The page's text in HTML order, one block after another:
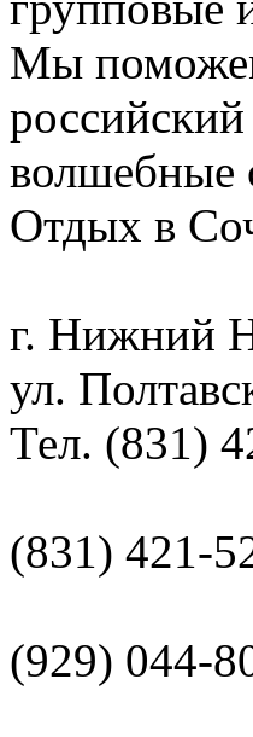
Мы
волшебные
Отдых в
г. Нижний
ул.
Тел. (831)
(831) 421-
(929) 044-